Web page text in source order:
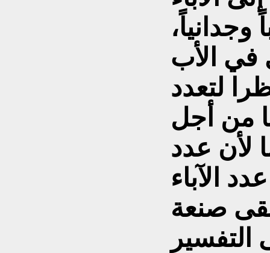
في الأب
لتعدد
من أجل
لأن عدد
الآباء
صنعة
التفسير